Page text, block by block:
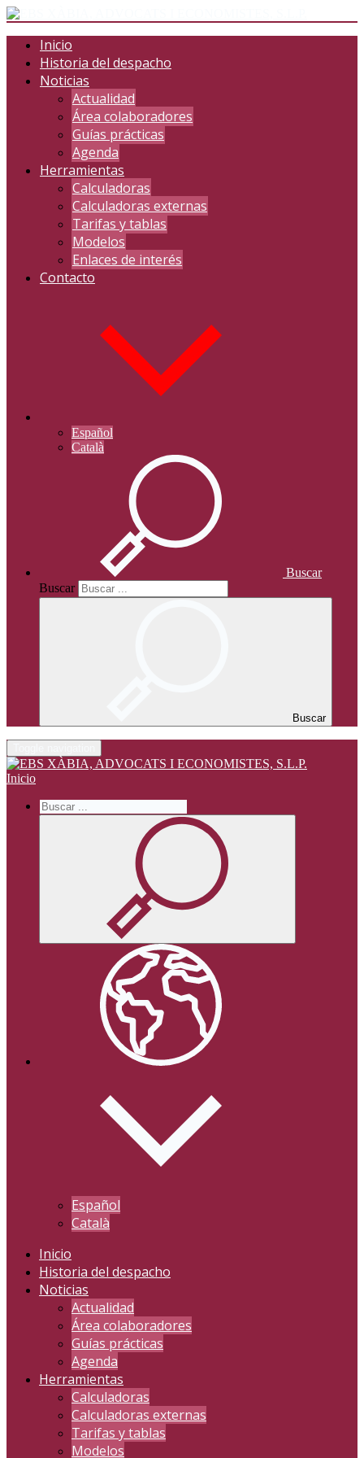
Inicio
Historia del despacho
Noticias
Actualidad
Área colaboradores
Guías prácticas
Agenda
Herramientas
Calculadoras
Calculadoras externas
Tarifas y tablas
Modelos
Enlaces de interés
Contacto
Español
Català
Buscar
Buscar
Buscar
Inicio
Español
Català
Inicio
Historia del despacho
Noticias
Actualidad
Área colaboradores
Guías prácticas
Agenda
Herramientas
Calculadoras
Calculadoras externas
Tarifas y tablas
Modelos